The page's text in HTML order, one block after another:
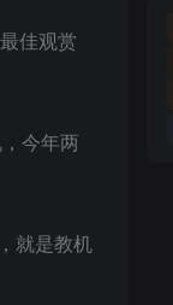
佳观赏
今年两
就是教机